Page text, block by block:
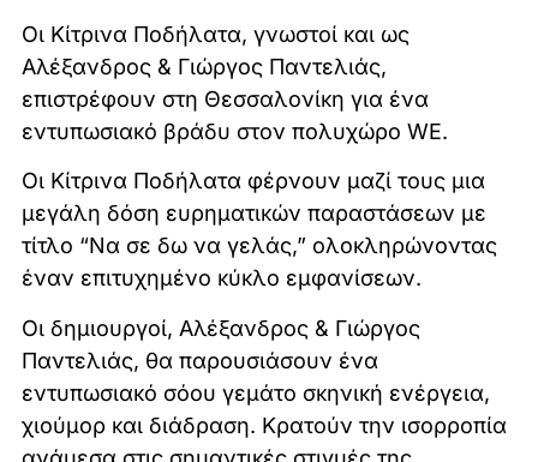
Οι Κίτρινα Ποδήλατα, γνωστοί και ως
Αλέξανδρος & Γιώργος Παντελιάς,
επιστρέφουν στη Θεσσαλονίκη για ένα
εντυπωσιακό βράδυ στον πολυχώρο WE.
Οι Κίτρινα Ποδήλατα φέρνουν μαζί τους μια
μεγάλη δόση ευρηματικών παραστάσεων με
τίτλο “Να σε δω να γελάς,” ολοκληρώνοντας
έναν επιτυχημένο κύκλο εμφανίσεων.
Οι δημιουργοί, Αλέξανδρος & Γιώργος
Παντελιάς, θα παρουσιάσουν ένα
εντυπωσιακό σόου γεμάτο σκηνική ενέργεια,
χιούμορ και διάδραση. Κρατούν την ισορροπία